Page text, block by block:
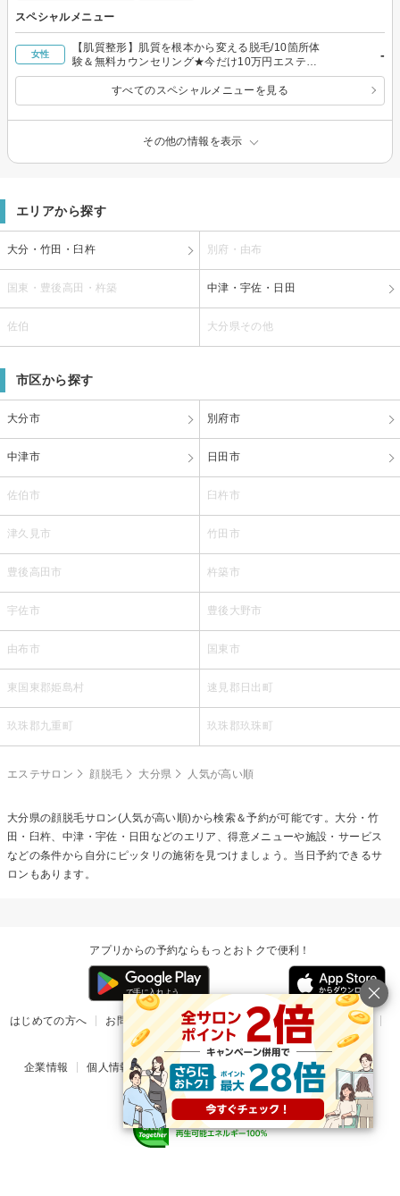
スペシャルメニュー
女性
【肌質整形】肌質を根本から変える脱毛/10箇所体
験＆無料カウンセリング★今だけ10万円エステ券
付★
-
すべてのスペシャルメニューを見る
その他の情報を表示
エリアから探す
大分・竹田・臼杵 別府・由布
国東・豊後高田・杵築 中津・宇佐・日田
佐伯 大分県その他
市区から探す
大分市 別府市
中津市 日田市
佐伯市 臼杵市
津久見市 竹田市
豊後高田市 杵築市
宇佐市 豊後大野市
由布市 国東市
東国東郡姫島村 速見郡日出町
玖珠郡九重町 玖珠郡玖珠町
エステサロン 顔脱毛 大分県 人気が高い順
大分県の顔脱毛サロン(人気が高い順)から検索＆予約が可能です。大分・竹
田・臼杵、中津・宇佐・日田などのエリア、得意メニューや施設・サービス
などの条件から自分にピッタリの施術を見つけましょう。当日予約できるサ
ロンもあります。
アプリからの予約ならもっとおトクで便利！
はじめての方へ お問い合わせ ヘルプ リリース情報
利用規約
掲載ご希望のサロン様
企業情報 個人情報保護方針 楽天のサービス一覧 アプリ一覧
© Rakuten Group, Inc.